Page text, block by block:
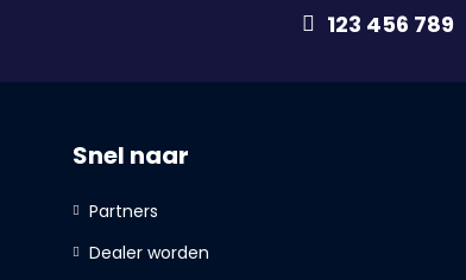
123 456 789
Snel naar
Partners
Dealer worden